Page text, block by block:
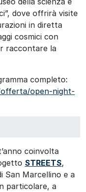
dove offrirà visite
in diretta
cosmici con
raccontare la
completo:
open-night-
coinvolta
STREETS,
San Marcellino e a
particolare, a